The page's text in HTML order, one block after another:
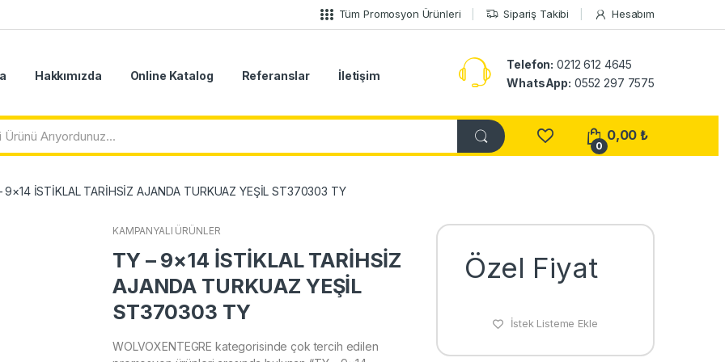
Tüm Promosyon Ürünleri Sipariş Takibi Hesabım
Hakkımızda Online Katalog Referanslar İletişim
Telefon: 0212 612 4645
WhatsApp: 0552 297 7575
0
0,00₺
9×14 İSTİKLAL TARİHSİZ AJANDA TURKUAZ YEŞİL ST370303 TY
KAMPANYALI ÜRÜNLER
TY – 9×14 İSTİKLAL TARİHSİZ
AJANDA TURKUAZ YEŞİL
ST370303 TY
WOLVOXENTEGRE kategorisinde çok tercih edilen
Özel Fiyat
İstek Listeme Ekle